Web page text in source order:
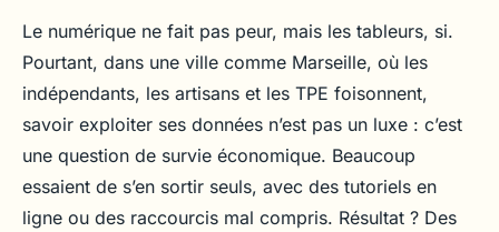
Le numérique ne fait pas peur, mais les tableurs, si.
Pourtant, dans une ville comme Marseille, où les
indépendants, les artisans et les TPE foisonnent,
savoir exploiter ses données n’est pas un luxe : c’est
une question de survie économique. Beaucoup
essaient de s’en sortir seuls, avec des tutoriels en
ligne ou des raccourcis mal compris. Résultat ? Des